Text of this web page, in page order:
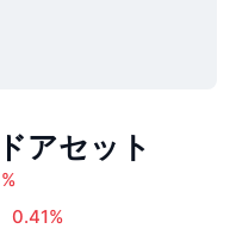
アセット
0.41%